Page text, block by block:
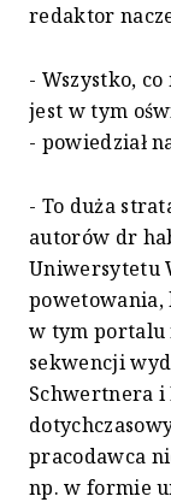
redaktor
- Wszystko,
jest w tym
- powiedział
- To duża
autorów dr
Uniwersytetu
powetowania,
w tym portalu
sekwencji
Schwertnera i
pracodawca
np. w formie